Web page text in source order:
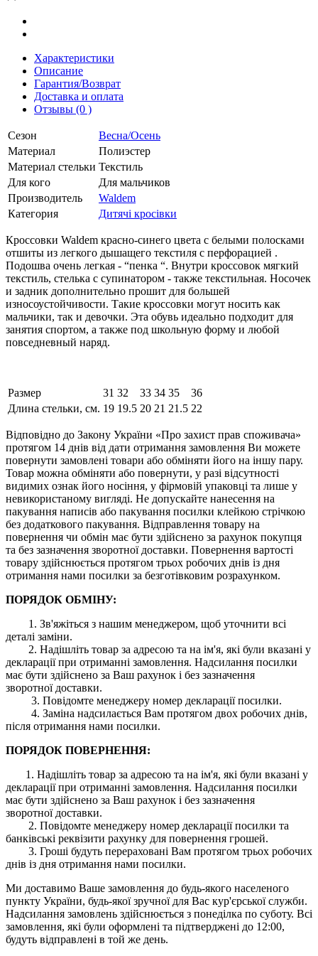
Характеристики
Описание
Гарантия/Возврат
Доставка и оплата
Отзывы (0 )
Сезон
Весна/Осень
Материал
Полиэстер
Материал стельки Текстиль
Для кого
Для мальчиков
Производитель
Waldem
Категория
Дитячі кросівки
Кроссовки Waldem красно-синего цвета с белыми полосками
отшиты из легкого дышащего текстиля с перфорацией .
Подошва очень легкая - “пенка “. Внутри кроссовок мягкий
текстиль, стелька с супинатором - также текстильная. Носочек
и задник дополнительно прошит для большей
износоустойчивости. Такие кроссовки могут носить как
мальчики, так и девочки. Эта обувь идеально подходит для
занятия спортом, а также под школьную форму и любой
повседневный наряд.
Размер 31 32 33 34 35
36
Длина стельки, см. 19 19.5 20 21 21.5 22
Відповідно до Закону України «Про захист прав споживача»
протягом 14 днів від дати отримання замовлення Ви можете
повернути замовлені товари або обміняти його на іншу пару.
Товар можна обміняти або повернути, у разі відсутності
видимих ​​ознак його носіння, у фірмовій упаковці та лише у
невикористаному вигляді. Не допускайте нанесення на
пакування написів або пакування посилки клейкою стрічкою
без додаткового пакування. Відправлення товару на
повернення чи обмін має бути здійснено за рахунок покупця
та без зазначення зворотної доставки. Повернення вартості
товару здійснюється протягом трьох робочих днів із дня
отримання нами посилки за безготівковим розрахунком.
ПОРЯДОК ОБМІНУ:
1. Зв'яжіться з нашим менеджером, щоб уточнити всі
деталі заміни.
2. Надішліть товар за адресою та на ім'я, які були вказані у
декларації при отриманні замовлення. Надсилання посилки
має бути здійснено за Ваш рахунок і без зазначення
зворотної доставки.
3. Повідомте менеджеру номер декларації посилки.
4. Заміна надсилається Вам протягом двох робочих днів,
після отримання нами посилки.
ПОРЯДОК ПОВЕРНЕННЯ:
1. Надішліть товар за адресою та на ім'я, які були вказані у
декларації при отриманні замовлення. Надсилання посилки
має бути здійснено за Ваш рахунок і без зазначення
зворотної доставки.
2. Повідомте менеджеру номер декларації посилки та
банківські реквізити рахунку для повернення грошей.
3. Гроші будуть перераховані Вам протягом трьох робочих
днів із дня отримання нами посилки.
Ми доставимо Ваше замовлення до будь-якого населеного
пункту України, будь-якої зручної для Вас кур'єрської служби.
Надсилання замовлень здійснюється з понеділка по суботу. Всі
замовлення, які були оформлені та підтверджені до 12:00,
будуть відправлені в той же день.